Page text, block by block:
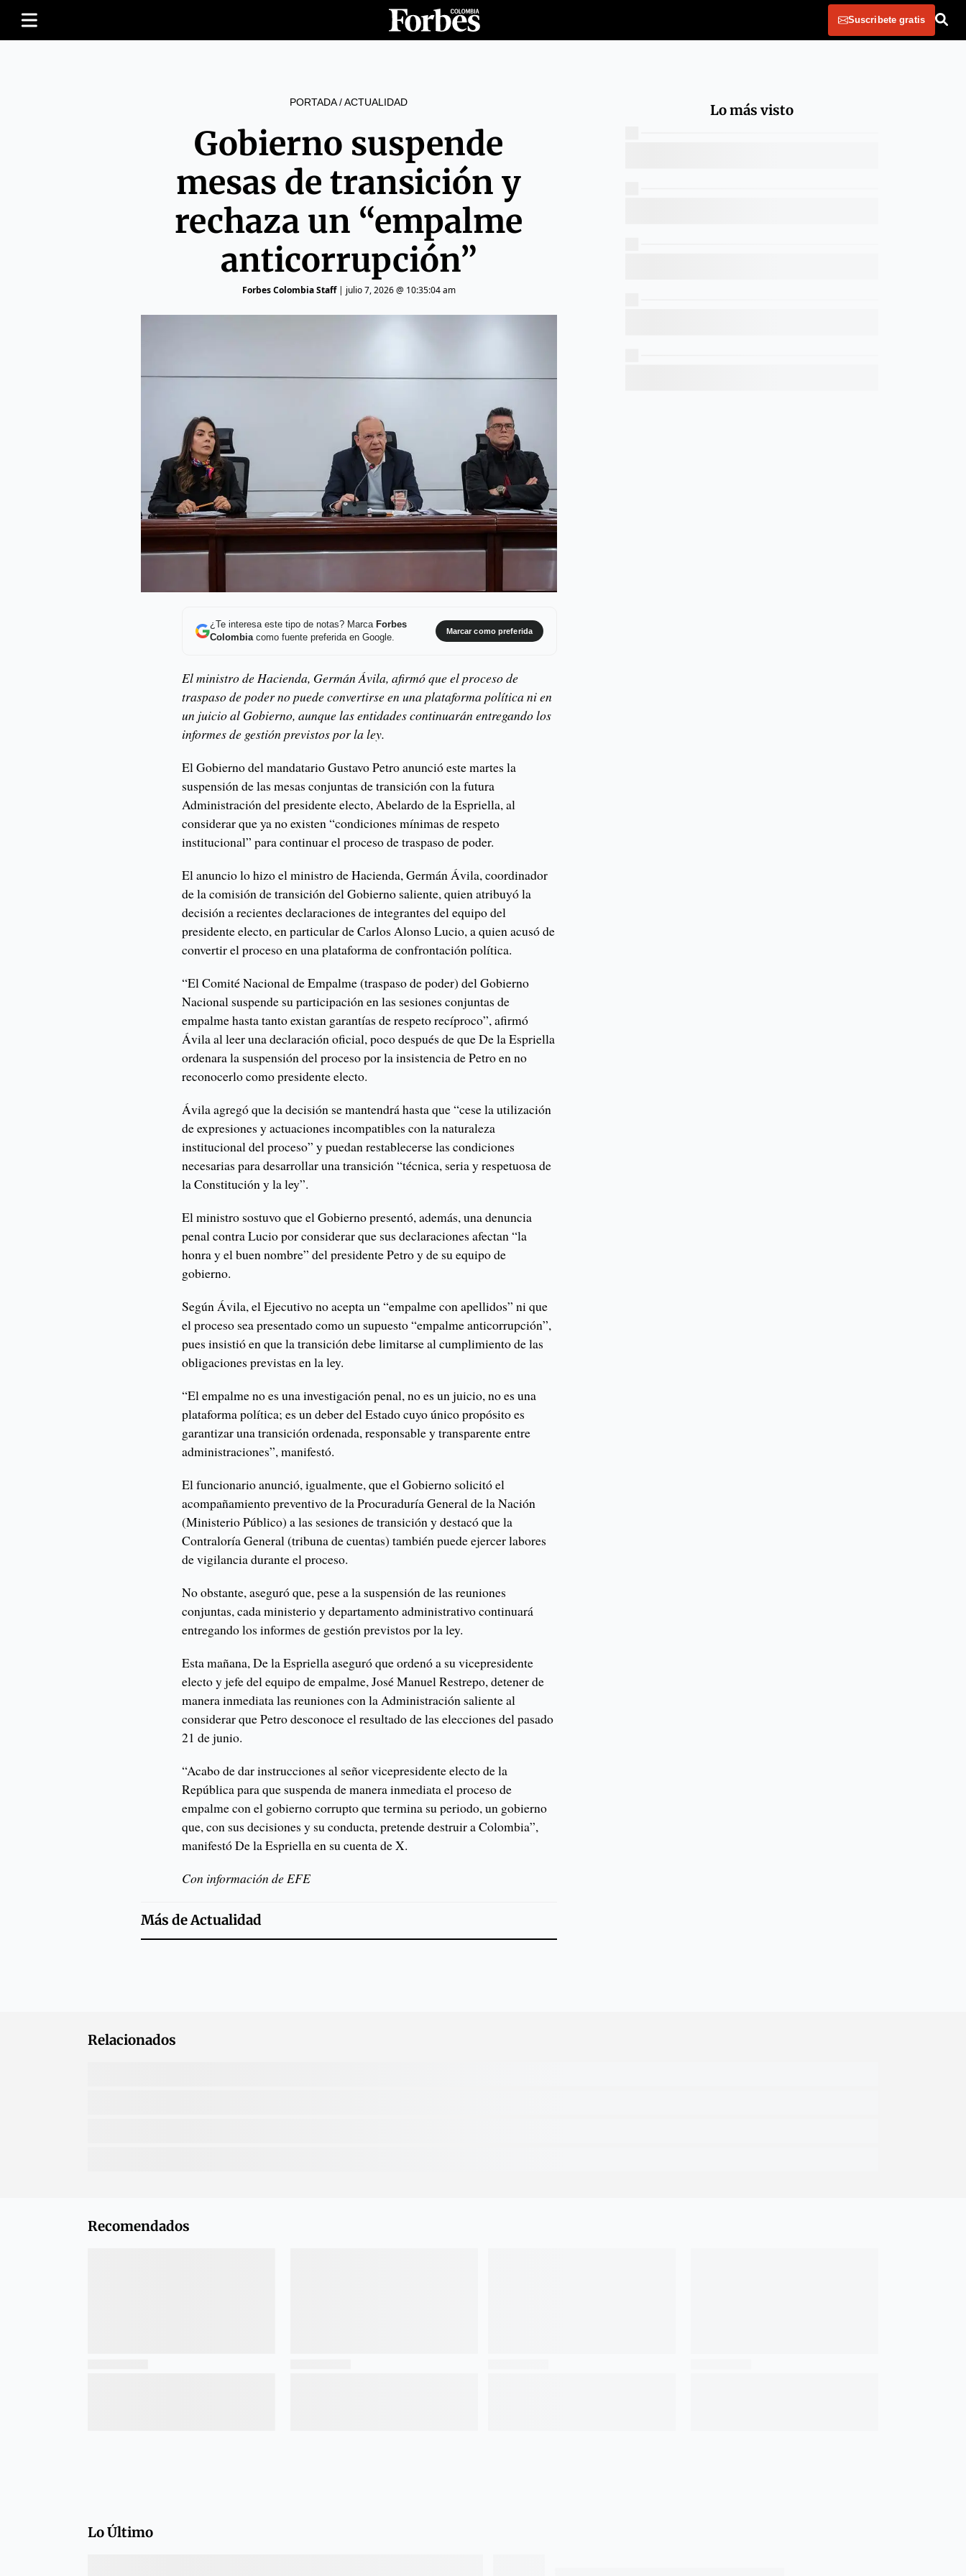
Suscribete gratis
PORTADA/ACTUALIDAD
Gobierno suspende
mesas de transición y
rechaza un “empalme
anticorrupción”
Forbes Colombia Staff| julio 7, 2026 @ 10:35:04 am
¿Te interesa este tipo de notas? Marca Forbes
Colombiacomo fuente preferida en Google.
Marcar como preferida
El ministro de Hacienda, Germán Ávila, afirmó que el proceso de
traspaso de poder no puede convertirse en una plataforma política ni en
un juicio al Gobierno, aunque las entidades continuarán entregando los
informes de gestión previstos por la ley.
El Gobierno del mandatario Gustavo Petro anunció este martes la
suspensión de las mesas conjuntas de transición con la futura
Administración del presidente electo, Abelardo de la Espriella, al
considerar que ya no existen “condiciones mínimas de respeto
institucional” para continuar el proceso de traspaso de poder.
El anuncio lo hizo el ministro de Hacienda, Germán Ávila, coordinador
de la comisión de transición del Gobierno saliente, quien atribuyó la
decisión a recientes declaraciones de integrantes del equipo del
presidente electo, en particular de Carlos Alonso Lucio, a quien acusó de
convertir el proceso en una plataforma de confrontación política.
“El Comité Nacional de Empalme (traspaso de poder) del Gobierno
Nacional suspende su participación en las sesiones conjuntas de
empalme hasta tanto existan garantías de respeto recíproco”, afirmó
Ávila al leer una declaración oficial, poco después de que De la Espriella
ordenara la suspensión del proceso por la insistencia de Petro en no
reconocerlo como presidente electo.
Ávila agregó que la decisión se mantendrá hasta que “cese la utilización
de expresiones y actuaciones incompatibles con la naturaleza
institucional del proceso” y puedan restablecerse las condiciones
necesarias para desarrollar una transición “técnica, seria y respetuosa de
la Constitución y la ley”.
El ministro sostuvo que el Gobierno presentó, además, una denuncia
penal contra Lucio por considerar que sus declaraciones afectan “la
honra y el buen nombre” del presidente Petro y de su equipo de
gobierno.
Según Ávila, el Ejecutivo no acepta un “empalme con apellidos” ni que
el proceso sea presentado como un supuesto “empalme anticorrupción”,
pues insistió en que la transición debe limitarse al cumplimiento de las
obligaciones previstas en la ley.
“El empalme no es una investigación penal, no es un juicio, no es una
plataforma política; es un deber del Estado cuyo único propósito es
garantizar una transición ordenada, responsable y transparente entre
administraciones”, manifestó.
El funcionario anunció, igualmente, que el Gobierno solicitó el
acompañamiento preventivo de la Procuraduría General de la Nación
(Ministerio Público) a las sesiones de transición y destacó que la
Contraloría General (tribuna de cuentas) también puede ejercer labores
de vigilancia durante el proceso.
No obstante, aseguró que, pese a la suspensión de las reuniones
conjuntas, cada ministerio y departamento administrativo continuará
entregando los informes de gestión previstos por la ley.
Esta mañana, De la Espriella aseguró que ordenó a su vicepresidente
electo y jefe del equipo de empalme, José Manuel Restrepo, detener de
manera inmediata las reuniones con la Administración saliente al
considerar que Petro desconoce el resultado de las elecciones del pasado
21 de junio.
“Acabo de dar instrucciones al señor vicepresidente electo de la
República para que suspenda de manera inmediata el proceso de
empalme con el gobierno corrupto que termina su periodo, un gobierno
que, con sus decisiones y su conducta, pretende destruir a Colombia”,
manifestó De la Espriella en su cuenta de X.
Con información de EFE
Más deActualidad
Lo más visto
Relacionados
Recomendados
Lo Último